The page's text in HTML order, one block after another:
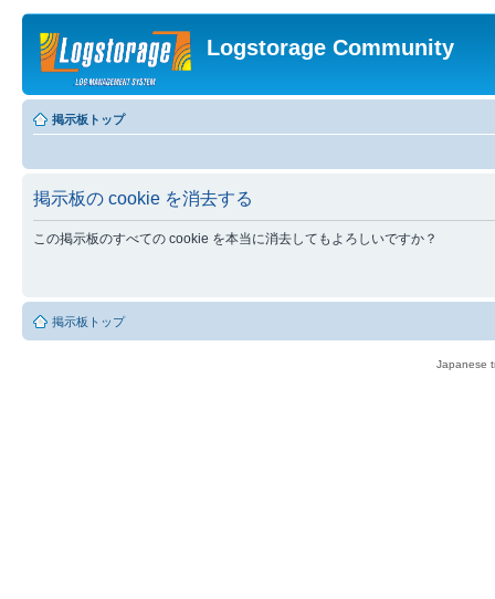
Logstorage Community
掲示板トップ
掲示板の cookie を消去する
この掲示板のすべての cookie を本当に消去してもよろしいですか？
掲示板トップ
Japanese